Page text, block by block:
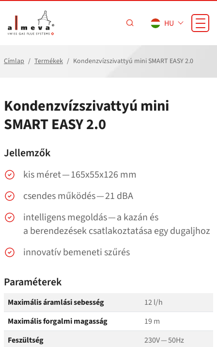
HU
Címlap Termékek Kondenzvízszivattyú mini SMART EASY 2.0
Kondenzvízszivattyú mini
SMART EASY 2.0
Jellemzők
kis méret — 165x55x126 mm
csendes működés — 21 dBA
intelligens megoldás — a kazán és
a berendezések csatlakoztatása egy dugaljhoz
innovatív bemeneti szűrés
Paraméterek
Maximális áramlási sebesség
12 l/​h
Maximális forgalmi magasság
19 m
Feszültség
230V — 50Hz